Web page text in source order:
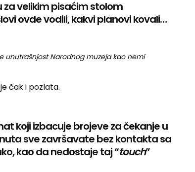
za velikim pisaćim stolom
ovde vodili, kakvi planovi kovali…
unutrašnjost Narodnog muzeja kao nemi
čak i pozlata.
koji izbacuje brojeve za čekanje u
sve završavate bez kontakta sa
kao da nedostaje taj “touch”